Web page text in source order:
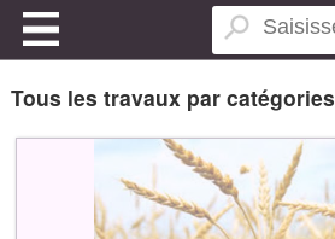
Tous les travaux par catégories